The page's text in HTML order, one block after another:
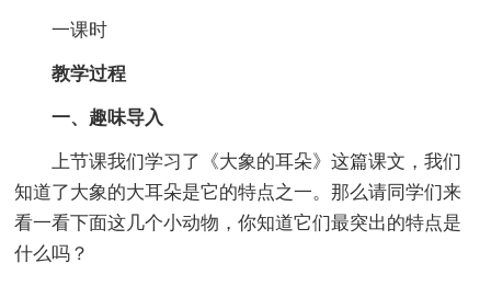
一课时
教学过程
一、趣味导入
上节课我们学习了《大象的耳朵》这篇课文，我们
知道了大象的大耳朵是它的特点之一。那么请同学们来
看一看下面这几个小动物，你知道它们最突出的特点是
什么吗？